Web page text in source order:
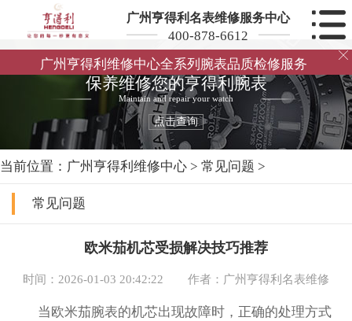
广州亨得利名表维修服务中心
400-878-6612
广州亨得利维修中心全系列腕表品质检修服务

保养维修您的亨得利腕表
Maintain and repair your watch
点击查询
当前位置： 广州亨得利维修中心 > 常见问题 >
常见问题
欧米茄机芯受损解决技巧推荐
时间：2026-01-03 20:42:22 作者：广州亨得利名表维修
当欧米茄腕表的机芯出现故障时，正确的处理方式